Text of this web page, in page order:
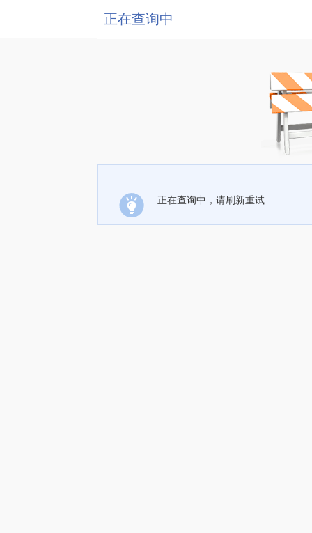
正在查询中
正在查询中，请刷新重试